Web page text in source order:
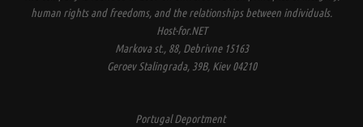
human rights and freedoms, and the relationships between individuals.
Host-for.NET
Markova st., 88, Debrivne 15163
Geroev Stalingrada, 39B, Kiev 04210
Portugal Deportment